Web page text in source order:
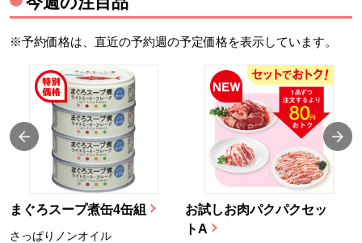
※予約価格は、直近の予約週の予定価格を表示しています。
まぐろスープ煮缶4缶組
さっぱりノンオイル
お試しお肉パクパクセッ
トA